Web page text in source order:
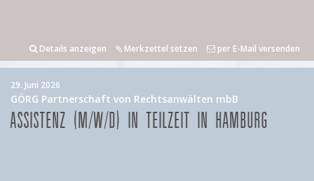
Details anzeigen Merkzettel setzen per E-Mail versenden
29. Juni 2026
GÖRG Partnerschaft von Rechtsanwälten mbB
ASSISTENZ (M/W/D) IN TEILZEIT IN HAMBURG